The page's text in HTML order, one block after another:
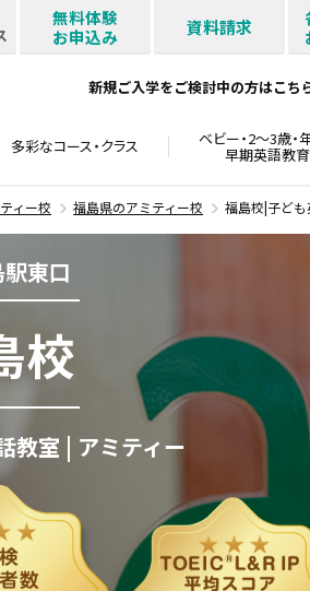
無料体験
お申込み
資料請求
新規ご入学をご検討中の方はこち
多彩なコース・クラス ベビー・2～3歳・
早期英語教育
ィー校 福島県のアミティー校 福島校|子ど
東口
校
教室 | アミティー